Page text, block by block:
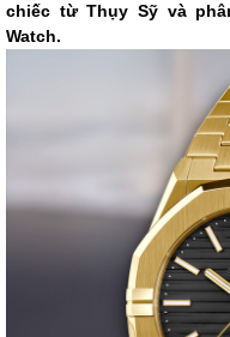
Số 53 Trần
Showroom 86: BH9A-
Xá, Gia
chiếc từ Thụy Sỹ và
Watch.